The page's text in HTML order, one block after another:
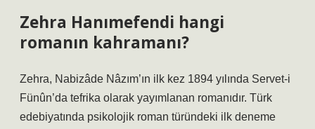
Zehra Hanımefendi hangi
romanın kahramanı?
Zehra, Nabizâde Nâzım’ın ilk kez 1894 yılında Servet-i
Fünûn’da tefrika olarak yayımlanan romanıdır. Türk
edebiyatında psikolojik roman türündeki ilk deneme